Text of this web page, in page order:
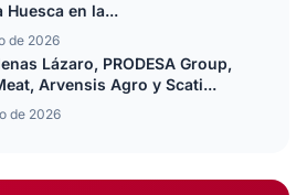
Huesca en la...
de 2026
Lázaro, PRODESA Group,
Arvensis Agro y Scati...
de 2026